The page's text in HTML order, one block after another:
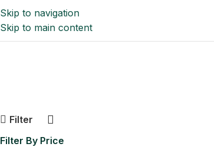
Skip to navigation
Skip to main content
Filter
Filter By Price